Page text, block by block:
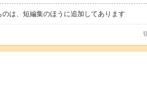
は、短編集のほうに追加してあります